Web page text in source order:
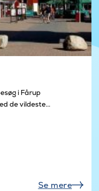
i Fårup
de vildeste...
Se mere